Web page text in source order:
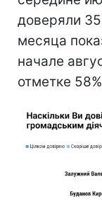
доверяли
месяца
начале
отметке